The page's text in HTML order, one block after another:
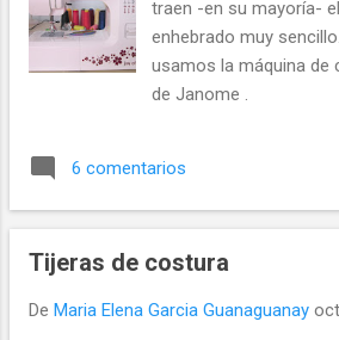
traen -en su mayoría-
enhebrado muy
usamos la máquina de
de Janome .
6 comentarios
Tijeras de costura
De Maria Elena Garcia Guanaguanay